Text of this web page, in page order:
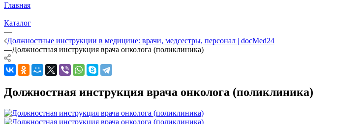
Главная
—
Каталог
—
Должностные инструкции в медицине: врачи, медсестры, персонал | docMed24
—Должностная инструкция врача онколога (поликлиника)
Должностная инструкция врача онколога (поликлиника)